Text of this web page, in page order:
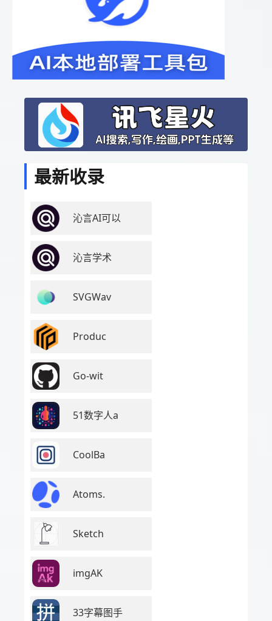
最新收录
沁言AI可以
沁言学术
SVGWav
Produc
Go-wit
51数字人a
CoolBa
Atoms.
Sketch
imgAK
33字幕图手